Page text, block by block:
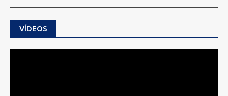
VÍDEOS